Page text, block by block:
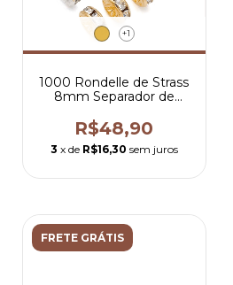
+1
1000 Rondelle de Strass
8mm Separador de
R$48,90
3 x de R$16,30 sem juros
FRETE GRÁTIS